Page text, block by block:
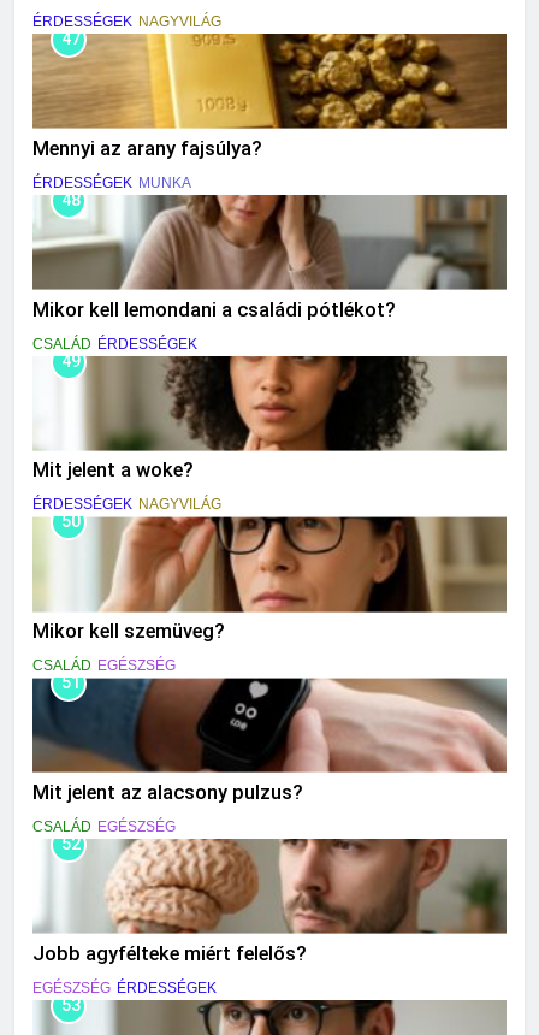
ÉRDESSÉGEK NAGYVILÁG
47
Mennyi az arany fajsúlya?
ÉRDESSÉGEK MUNKA
48
Mikor kell lemondani a családi pótlékot?
CSALÁD ÉRDESSÉGEK
49
Mit jelent a woke?
ÉRDESSÉGEK NAGYVILÁG
50
Mikor kell szemüveg?
CSALÁD EGÉSZSÉG
51
Mit jelent az alacsony pulzus?
CSALÁD EGÉSZSÉG
52
Jobb agyfélteke miért felelős?
EGÉSZSÉG ÉRDESSÉGEK
53